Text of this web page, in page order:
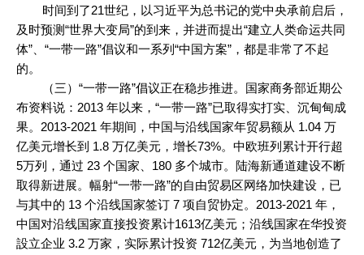
时间到了21世纪，以习近平为总书记的党中央承前启后，
及时预测“世界大变局”的到来，并进而提出“建立人类命运共同
体”、“一带一路”倡议和一系列“中国方案”，都是非常了不起
的。
（三）“一带一路”倡议正在稳步推进。国家商务部近期公
布资料说：2013 年以来，“一带一路”已取得实打实、沉甸甸成
果。2013-2021 年期间，中国与沿线国家年贸易额从 1.04 万
亿美元增长到 1.8 万亿美元，增长73%。中欧班列累计开行超
5万列，通过 23 个国家、180 多个城市。陆海新通道建设不断
取得新进展。幅射“一带一路”的自由贸易区网络加快建设，已
与其中的 13 个沿线国家签订 7 项自贸协定。2013-2021 年，
中国对沿线国家直接投资累计1613亿美元；沿线国家在华投资
設立企业 3.2 万家，实际累计投资 712亿美元，为当地创造了